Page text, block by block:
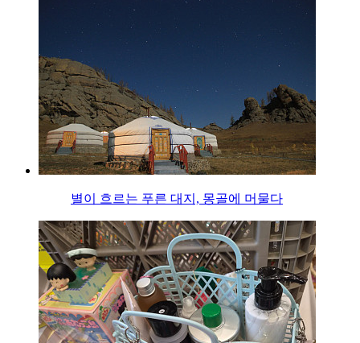
별이 흐르는 푸른 대지, 몽골에 머물다